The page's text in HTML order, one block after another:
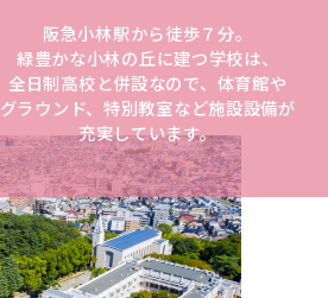
阪急小林駅から徒歩７分。
緑豊かな小林の丘に建つ学校は、
全日制高校と併設なので、体育館や
グラウンド、特別教室など施設設備が
充実しています。